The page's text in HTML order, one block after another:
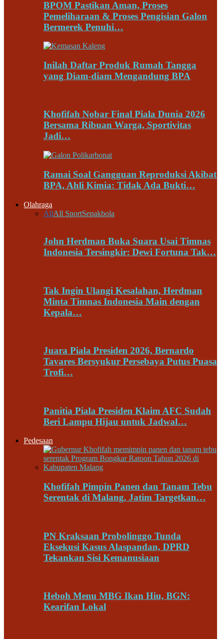
BPOM Pastikan Aman, Proses
Pemeliharaan & Proses Pengisian Galon
Bermerek Penuhi…
Inilah Daftar Produk Rumah Tangga
yang Diam-diam Mengandung BPA
Khofifah Nobar Final Piala Dunia 2026
Bersama Ribuan Warga, Sportivitas
Jadi…
Ramai Soal Gangguan Reproduksi Akibat
BPA, Ahli Kimia: Tidak Ada Bukti…
Olahraga
AllAll SportSepakbola
John Herdman Buka Suara Usai Timnas
Indonesia Tersingkir: Dewi Fortuna Tak…
Tak Ingin Ulangi Kesalahan, Herdman
Minta Timnas Indonesia Main dengan
Kepala…
Juara Piala Presiden 2026, Bernardo
Tavares Bersyukur Persebaya Putus Puasa
Trofi…
Panitia Piala Presiden Klaim AFC Sudah
Beri Lampu Hijau untuk Jadwal…
Pedesaan
Khofifah Pimpin Panen dan Tanam Tebu
Serentak di Malang, Jatim Targetkan…
PN Kraksaan Probolinggo Tunda
Eksekusi Kasus Alaspandan, DPRD
Tekankan Sisi Kemanusiaan
Heboh Menu MBG Ikan Hiu, BGN:
Kearifan Lokal